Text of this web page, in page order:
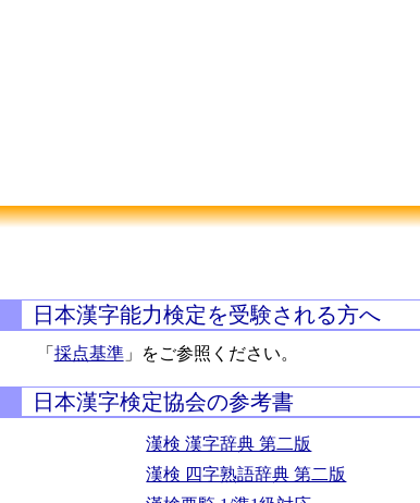
日本漢字能力検定を受験される方へ
「 採点基準」をご参照ください。
日本漢字検定協会の参考書
漢検 漢字辞典 第二版
漢検 四字熟語辞典 第二版